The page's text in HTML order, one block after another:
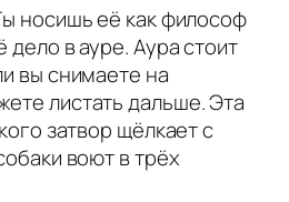
носишь её как философ
дело в ауре. Аура стоит
вы снимаете на
листать дальше. Эта
затвор щёлкает с
воют в трёх